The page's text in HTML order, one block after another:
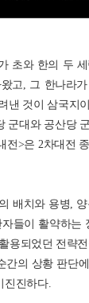
초와 한의 두
고, 그 한나라
낸 것이 삼국지
대와 공산당
>은 2차대전
배치와 용병,
들이 활약하는
용되었던 전략
의 상황 판단
진진하다.